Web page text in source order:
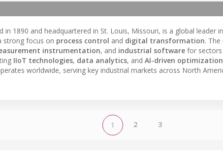
in 1890 and headquartered in St. Louis, Missouri, is a global leader in
strong focus on process control and digital transformation.
instrumentation, and industrial software for sectors
IIoT technologies, data analytics, and AI-driven optimization
worldwide, serving key industrial markets across North
1 2 3